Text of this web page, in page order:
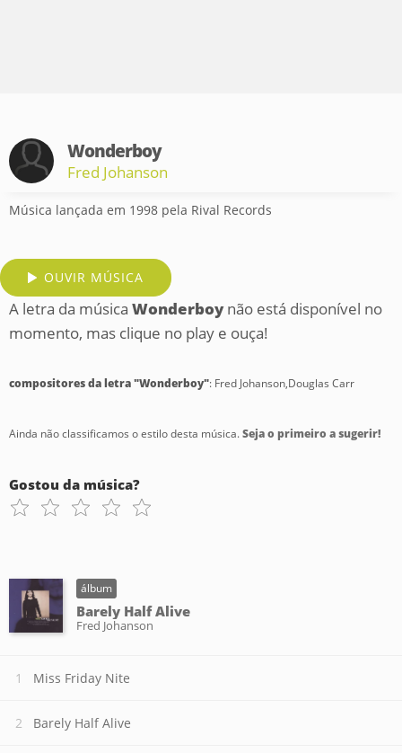
Wonderboy
Fred Johanson
Música lançada em 1998 pela Rival Records
OUVIR MÚSICA
A letra da música Wonderboynão está disponível no
momento, mas clique no play e ouça!
compositores da letra "Wonderboy": Fred Johanson,Douglas Carr
Ainda não classificamos o estilo desta música.Seja o primeiro a sugerir!
Gostou da música?
álbum
Barely Half Alive
Fred Johanson
Miss Friday Nite
Barely Half Alive